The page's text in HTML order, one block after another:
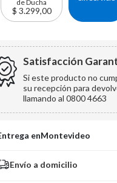
de Ducha
$ 3.299,00
Satisfacción
Si este producto no
su recepción para
llamando al 0800 4663
enMontevideo
Envío a domicilio